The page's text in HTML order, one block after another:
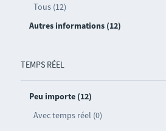
Tous (12)
Autres informations (12)
TEMPS RÉEL
Peu importe (12)
Avec temps réel (0)